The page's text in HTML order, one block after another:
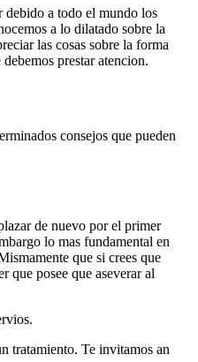
debido a todo el mundo los
a lo dilatado sobre la
las cosas sobre la forma
prestar atencion.
consejos que pueden
de nuevo por el primer
lo mas fundamental en
que si crees que
que posee que aseverar al
tratamiento. Te invitamos an